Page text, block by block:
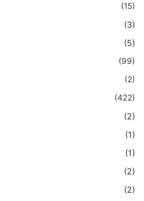
(15)
(3)
(5)
(99)
(2)
(422)
(2)
(1)
(1)
(2)
(2)